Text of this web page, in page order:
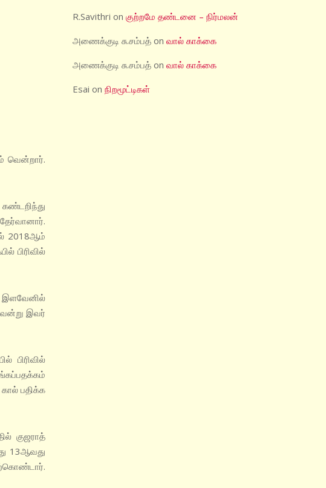
வென்றார்.
2018ஆம்
பிரிவில்
இளவேனில்
இவர்
பிரிவில்
பதிக்க
குஜராத்
13ஆவது
R.Savithri onகுற்றமே தண்டனை – நிர்மலன்
அணைக்குடி சு.சம்பத் onவால் காக்கை
அணைக்குடி சு.சம்பத் onவால் காக்கை
Esai onநிறமூட்டிகள்